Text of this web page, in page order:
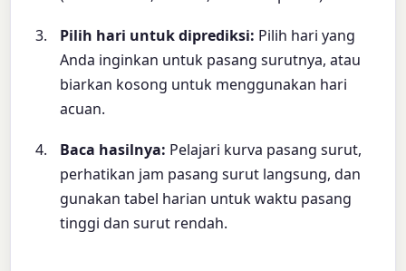
Pilih hari untuk diprediksi: Pilih hari yang
Anda inginkan untuk pasang surutnya, atau
biarkan kosong untuk menggunakan hari
acuan.
Baca hasilnya: Pelajari kurva pasang surut,
perhatikan jam pasang surut langsung, dan
gunakan tabel harian untuk waktu pasang
tinggi dan surut rendah.